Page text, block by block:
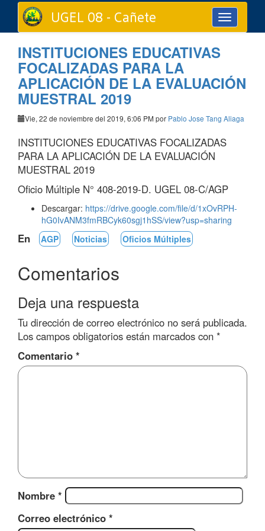
Toggle
navigation
UGEL 08 - Cañete
INSTITUCIONES EDUCATIVAS
FOCALIZADAS PARA LA
APLICACIÓN DE LA EVALUACIÓN
MUESTRAL 2019
Vie, 22 de noviembre del 2019, 6:06 PM por Pablo Jose Tang Aliaga
INSTITUCIONES EDUCATIVAS FOCALIZADAS
PARA LA APLICACIÓN DE LA EVALUACIÓN
MUESTRAL 2019
Oficio Múltiple N° 408-2019-D. UGEL 08-C/AGP
Descargar: https://drive.google.com/file/d/1xOvRPH-
hG0IvANM3fmRBCyk60sgj1hSS/view?usp=sharing
En AGP Noticias Oficios Múltiples
Comentarios
Deja una respuesta
Tu dirección de correo electrónico no será publicada.
Los campos obligatorios están marcados con *
Comentario *
Nombre *
Correo electrónico *